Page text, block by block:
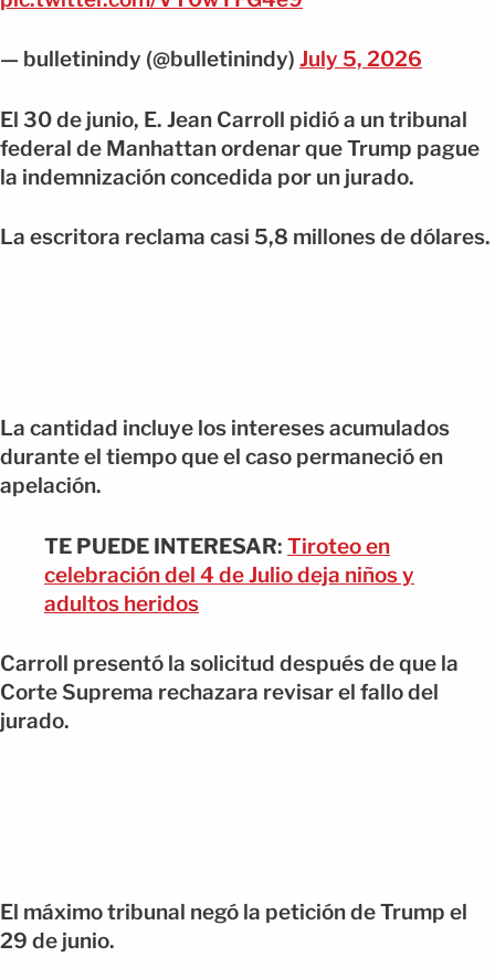
— bulletinindy (@bulletinindy) July 5, 2026
El 30 de junio, E. Jean Carroll pidió a un tribunal
federal de Manhattan ordenar que Trump pague
la indemnización concedida por un jurado.
La escritora reclama casi 5,8 millones de dólares.
La cantidad incluye los intereses acumulados
durante el tiempo que el caso permaneció en
apelación.
TE PUEDE INTERESAR: Tiroteo en
celebración del 4 de Julio deja niños y
adultos heridos
Carroll presentó la solicitud después de que la
Corte Suprema rechazara revisar el fallo del
jurado.
El máximo tribunal negó la petición de Trump el
29 de junio.